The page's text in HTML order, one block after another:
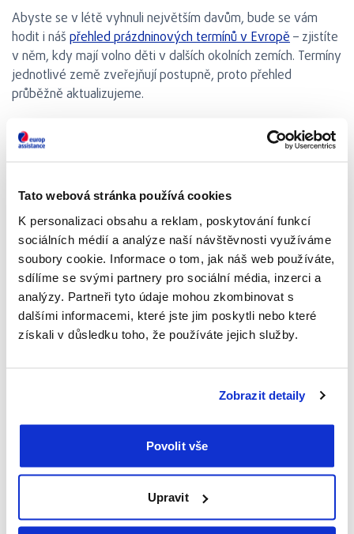
Tato webová stránka používá cookies
K personalizaci obsahu a reklam, poskytování funkcí
sociálních médií a analýze naší návštěvnosti využíváme
soubory cookie. Informace o tom, jak náš web používáte,
sdílíme se svými partnery pro sociální média, inzerci a
analýzy. Partneři tyto údaje mohou zkombinovat s
dalšími informacemi, které jste jim poskytli nebo které
získali v důsledku toho, že používáte jejich služby.
Zobrazit detaily
Povolit vše
Upravit
Abyste se v létě vyhnuli největším davům, bude se vám
hodit i náš přehled prázdninových termínů v Evropě– zjistíte
v něm, kdy mají volno děti v dalších okolních zemích. Termíny
jednotlivé země zveřejňují postupně, proto přehled
průběžně aktualizujeme.
Podzimní prázdniny (Herbstferien)
Termín pro celé Rakousko: 27. 10. – 30. 10. 2026
Během prázdnin počítejte s větším množstvím lidí,
především ve velkých městech jako Vídeň nebo Salzburg a
jejich hlavních památkách. Na podzimní prázdniny navazují i
dva státní svátky (26. 10. a 1. 11.), nezapomeňte během nich
na omezenou otevírací dobu obchodů a služeb.